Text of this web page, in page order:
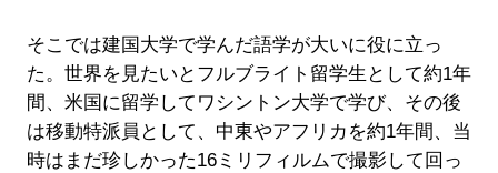
そこでは建国大学で学んだ語学が大いに役に立っ
た。世界を見たいとフルブライト留学生として約1年
間、米国に留学してワシントン大学で学び、その後
は移動特派員として、中東やアフリカを約1年間、当
時はまだ珍しかった16ミリフィルムで撮影して回っ